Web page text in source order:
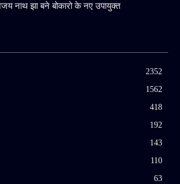
नाथ झा बने बोकारो के नए उपायुक्त
2352
1562
418
192
143
110
63